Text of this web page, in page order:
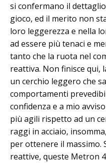
si confermano il
gioco, ed il merito non
loro leggerezza e nella
ad essere più tenaci e
tanto che la ruota nel
reattiva. Non finisce qui,
un cerchio leggero che
comportamenti
confidenza e a mio
più agili rispetto ad un
raggi in acciaio,
per ottenere il massimo.
reattive, queste Metron